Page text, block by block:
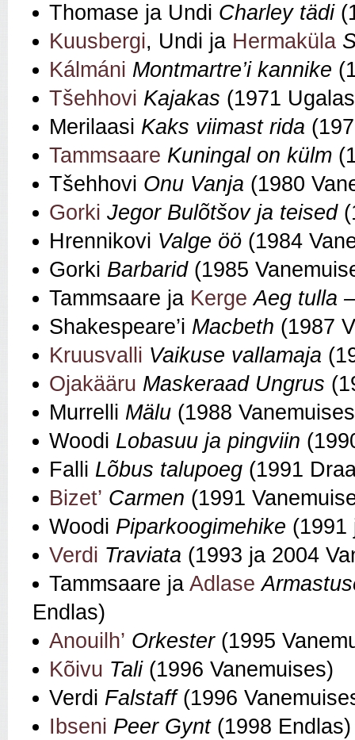
Thomase ja Undi Charley tädi
Kuusbergi, Undi ja Hermaküla
Kálmáni Montmartre’i kannike
Tšehhovi Kajakas (1971
Merilaasi Kaks viimast rida
Tammsaare Kuningal on külm
Tšehhovi Onu Vanja (1980
Gorki Jegor Bulõtšov ja teised
Hrennikovi Valge öö (1984
Gorki Barbarid(1985
Tammsaare ja Kerge Aeg tulla
Shakespeare’i Macbeth (1987
Kruusvalli Vaikuse vallamaja
Ojakääru Maskeraad Ungrus
Murrelli Mälu (1988
Woodi Lobasuu ja pingviin
Falli Lõbus talupoeg (1991
Bizet’ Carmen (1991
Woodi Piparkoogimehike (1991
Verdi Traviata (1993 ja 2004
Tammsaare ja Adlase
Endlas)
Anouilh’ Orkester(1995
Kõivu Tali(1996 Vanemuises)
Verdi Falstaff(1996
Ibseni Peer Gynt(1998 Endlas)